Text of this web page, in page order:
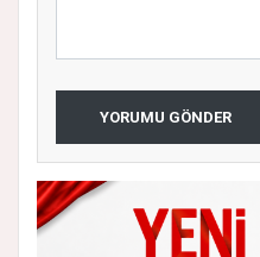
YORUMU GÖNDER